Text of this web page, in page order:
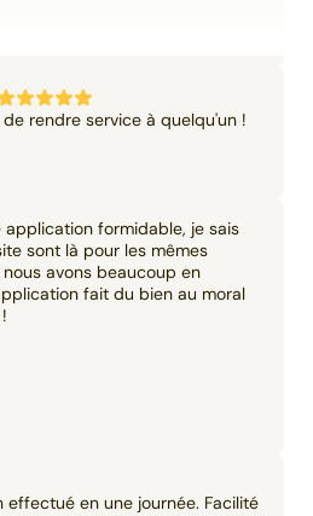
rendre service à quelqu'un !
application formidable, je sais
sont là pour les mêmes
avons beaucoup en
fait du bien au moral
effectué en une journée. Facilité